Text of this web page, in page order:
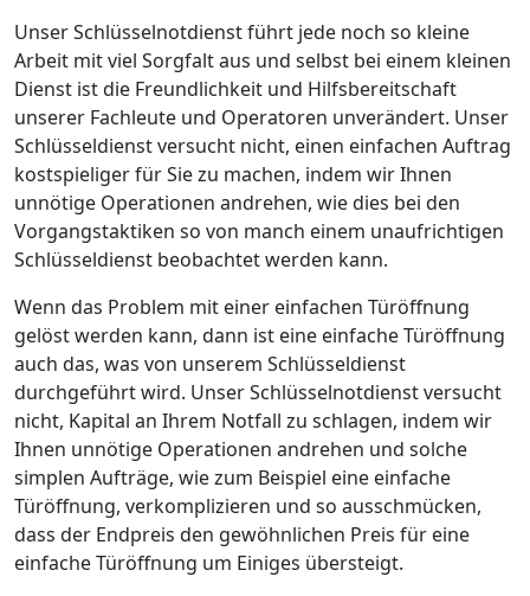
Unser Schlüsselnotdienst führt jede noch so kleine
Arbeit mit viel Sorgfalt aus und selbst bei einem kleinen
Dienst ist die Freundlichkeit und Hilfsbereitschaft
unserer Fachleute und Operatoren unverändert. Unser
Schlüsseldienst versucht nicht, einen einfachen Auftrag
kostspieliger für Sie zu machen, indem wir Ihnen
unnötige Operationen andrehen, wie dies bei den
Vorgangstaktiken so von manch einem unaufrichtigen
Schlüsseldienst beobachtet werden kann.
Wenn das Problem mit einer einfachen Türöffnung
gelöst werden kann, dann ist eine einfache Türöffnung
auch das, was von unserem Schlüsseldienst
durchgeführt wird. Unser Schlüsselnotdienst versucht
nicht, Kapital an Ihrem Notfall zu schlagen, indem wir
Ihnen unnötige Operationen andrehen und solche
simplen Aufträge, wie zum Beispiel eine einfache
Türöffnung, verkomplizieren und so ausschmücken,
dass der Endpreis den gewöhnlichen Preis für eine
einfache Türöffnung um Einiges übersteigt.